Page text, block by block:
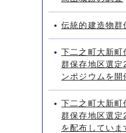
伝統的建造物群
下二之町大新町
群保存地区選定
ンポジウムを開
下二之町大新町
群保存地区選
を配布していま